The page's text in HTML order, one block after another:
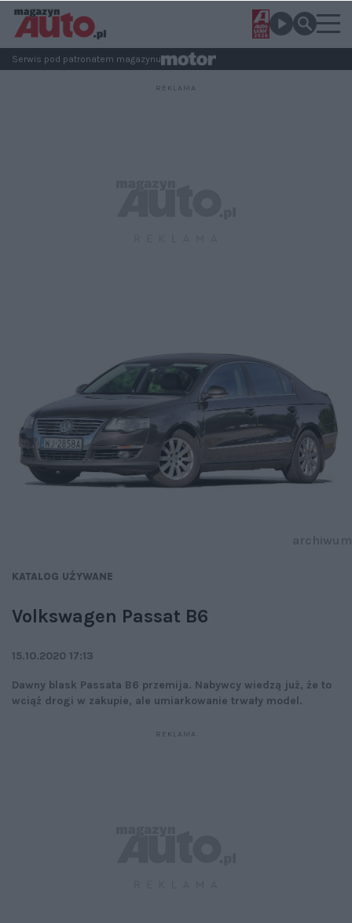
Serwis pod patronatem magazynu
KATALOG UŻYWANE
Volkswagen Passat B6
15.10.2020 17:13
Dawny blask Passata B6 przemija. Nabywcy wiedzą już, że to
wciąż drogi w zakupie, ale umiarkowanie trwały model.